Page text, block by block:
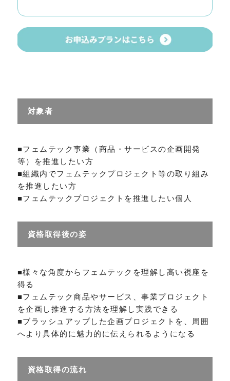
対象者
■フェムテック事業（商品・サービスの企画開発
等）を推進したい方
■組織内でフェムテックプロジェクト等の取り組み
を推進したい方
■フェムテックプロジェクトを推進したい個人
資格取得後の姿
■様々な角度からフェムテックを理解し高い視座を
得る
■フェムテック商品やサービス、事業プロジェクト
を企画し推進する方法を理解し実践できる
■ブラッシュアップした企画プロジェクトを、周囲
へより具体的に魅力的に伝えられるようになる
資格取得の流れ